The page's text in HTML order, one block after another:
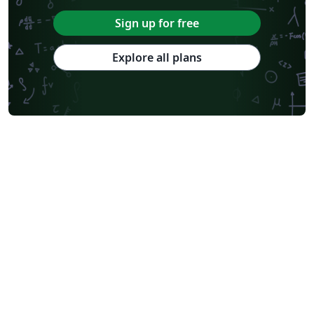
Sign up for free
Explore all plans